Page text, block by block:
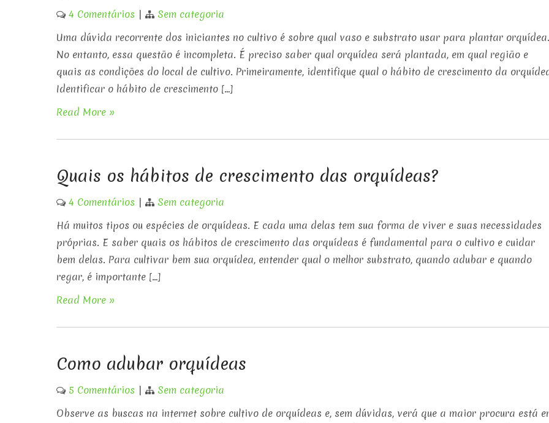
4 Comentários |
Sem categoria
Uma dúvida recorrente dos iniciantes no cultivo é sobre qual vaso e substrato usar para plantar orquídea.
No entanto, essa questão é incompleta. É preciso saber qual orquídea será plantada, em qual região e
quais as condições do local de cultivo. Primeiramente, identifique qual o hábito de crescimento da
Identificar o hábito de crescimento […]
Read More »
Quais os hábitos de crescimento das orquídeas?
4 Comentários |
Sem categoria
Há muitos tipos ou espécies de orquídeas. E cada uma delas tem sua forma de viver e suas necessidades
próprias. E saber quais os hábitos de crescimento das orquídeas é fundamental para o cultivo e cuidar
bem delas. Para cultivar bem sua orquídea, entender qual o melhor substrato, quando adubar e quando
regar, é importante […]
Read More »
Como adubar orquídeas
5 Comentários |
Sem categoria
Observe as buscas na internet sobre cultivo de orquídeas e, sem dúvidas, verá que a maior procura está